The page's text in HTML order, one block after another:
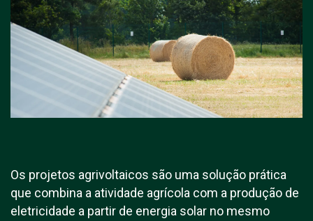
Os projetos agrivoltaicos são uma solução prática
que combina a atividade agrícola com a produção de
eletricidade a partir de energia solar no mesmo